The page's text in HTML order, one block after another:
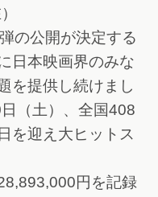
の公開が決定する
日本映画界のみな
を提供し続けまし
（土）、全国408
を迎え大ヒットス
円を記録